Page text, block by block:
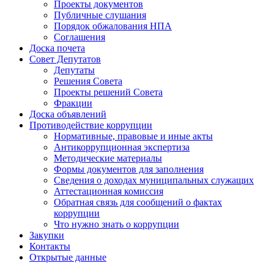
Проекты документов
Публичные слушания
Порядок обжалования НПА
Соглашения
Доска почета
Совет Депутатов
Депутаты
Решения Совета
Проекты решений Совета
Фракции
Доска объявлений
Противодействие коррупции
Нормативные, правовые и иные акты
Антикоррупционная экспертиза
Методические материалы
Формы документов для заполнения
Сведения о доходах муниципальных служащих
Аттестационная комиссия
Обратная связь для сообщений о фактах
коррупции
Что нужно знать о коррупции
Закупки
Контакты
Открытые данные